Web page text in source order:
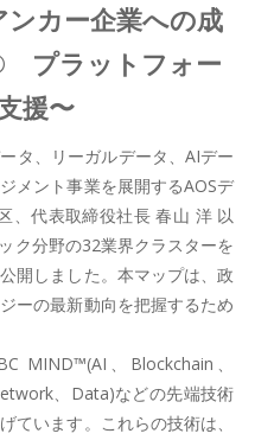
カー企業への成
プラットフォー
援〜
タ、リーガルデータ、AIデー
メント事業を展開するAOSデ
、代表取締役社長 春山 洋 以
ク分野の32業界クラスターを
開しました。本マップは、政
ーの最新動向を把握するため
MIND™️(AI、Blockchain、
、Data)などの先端技術
ています。これらの技術は、